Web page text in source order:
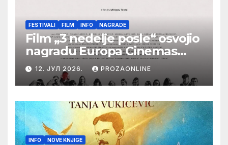
FESTIVALI FILM INFO NAGRADE
Film „3 nedelje posle“ osvojio
nagradu Europa Cinemas
Label na Filmskom festivalu
u Karlovim Varima
12. ЈУЛ 2026. PROZAONLINE
INFO NOVE KNJIGE